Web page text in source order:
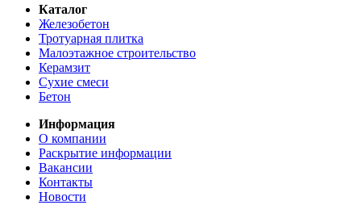
Каталог
Железобетон
Тротуарная плитка
Малоэтажное строительство
Керамзит
Сухие смеси
Бетон
Информация
О компании
Раскрытие информации
Вакансии
Контакты
Новости